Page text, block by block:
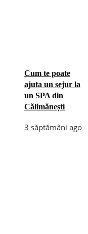
Cum te poate
ajuta un sejur la
un SPA din
Călimănești
3 săptămâni ago